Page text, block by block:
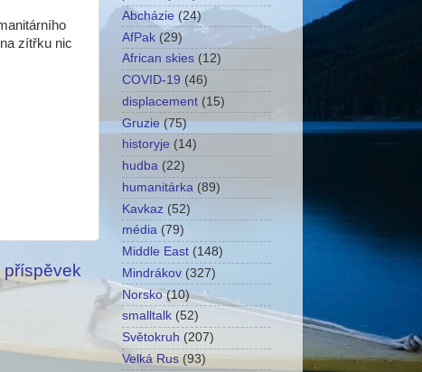
zítřku nic
příspěvek
Abcházie (24)
AfPak (29)
African skies (12)
COVID-19 (46)
displacement (15)
Gruzie (75)
historyje (14)
hudba (22)
humanitárka (89)
Kavkaz (52)
média (79)
Middle East (148)
Mindrákov (327)
Norsko (10)
smalltalk (52)
Světokruh (207)
Velká Rus (93)